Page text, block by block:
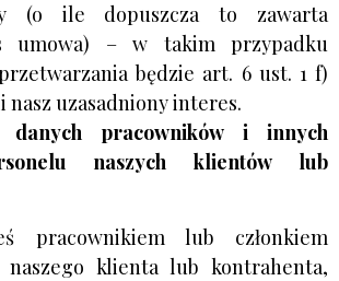
(o ile dopuszcza to zawarta
umowa) – w takim przypadku
będzie art. 6 ust. 1 f)
nasz uzasadniony interes.
danych pracowników i innych
naszych klientów lub
pracownikiem lub członkiem
naszego klienta lub kontrahenta,